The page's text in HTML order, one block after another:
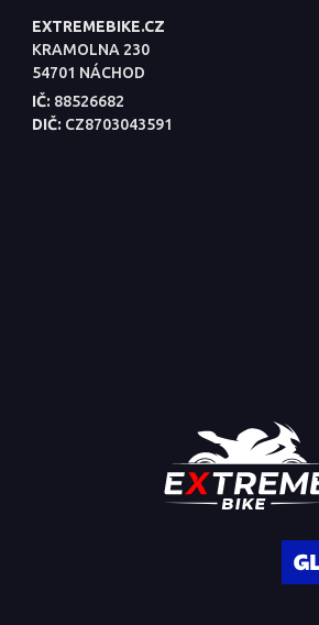
EXTREMEBIKE.CZ
KRAMOLNA 230
54701 NÁCHOD
IČ: 88526682
DIČ: CZ8703043591